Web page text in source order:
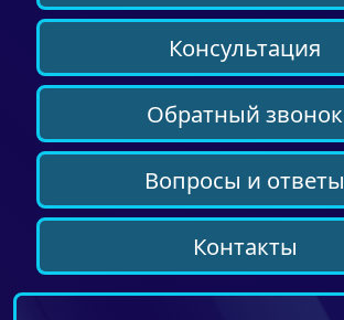
Консультация
Обратный звонок
Вопросы и ответы
Контакты